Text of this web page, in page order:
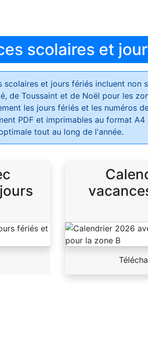
scolaires et
scolaires et jours fériésincluent non
de Toussaint et de Noël pour les
les jours fériés et les numéros
PDF et imprimables au format
tout au long de l'année.